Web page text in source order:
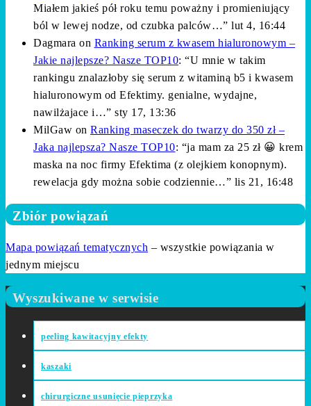
Miałem jakieś pół roku temu poważny i promieniujący
ból w lewej nodze, od czubka palców…” lut 4, 16:44
Dagmara on Ranking serum z kwasem hialuronowym –
Jakie najlepsze? Nasze TOP10: “U mnie w takim
rankingu znalazłoby się serum z witaminą b5 i kwasem
hialuronowym od Efektimy. genialne, wydajne,
nawilżajace i…” sty 17, 13:36
MilGaw on Ranking maseczek do twarzy do 350 zł –
Jaka najlepsza? Nasze TOP10: “ja mam za 25 zł 😀 krem
maska na noc firmy Efektima (z olejkiem konopnym).
rewelacja gdy można sobie codziennie…” lis 21, 16:48
Zbiór powiązań
Mapa powiązań tematycznych – wszystkie powiązania w
jednym miejscu
Wyszukiwane w serwisie
peeling kawitacyjny efekty
kaszaki
chirurgiczne usunięcie pieprzyka